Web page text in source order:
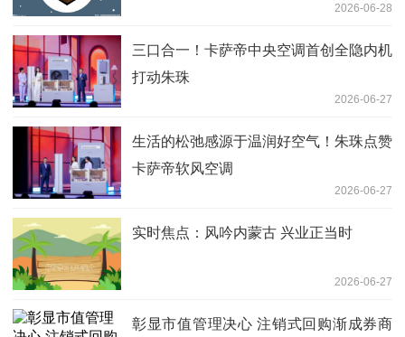
2026-06-28
三口合一！卡萨帝中央空调首创全隐内机
打动朱珠
2026-06-27
生活的松弛感源于温润好空气！朱珠点赞
卡萨帝软风空调
2026-06-27
实时焦点：风吟内蒙古 兴业正当时
2026-06-27
彰显市值管理决心 注销式回购渐成券商